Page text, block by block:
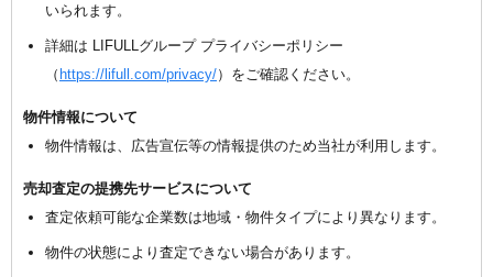
いられます。
詳細は LIFULLグループ プライバシーポリシー
（ https://lifull.com/privacy/）をご確認ください。
物件情報について
物件情報は、広告宣伝等の情報提供のため当社が利用します。
売却査定の提携先サービスについて
査定依頼可能な企業数は地域・物件タイプにより異なります。
物件の状態により査定できない場合があります。